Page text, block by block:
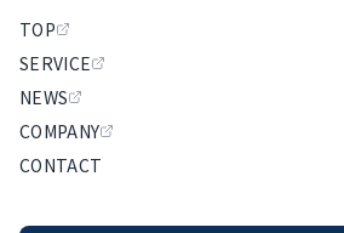
TOP
SERVICE
NEWS
COMPANY
CONTACT